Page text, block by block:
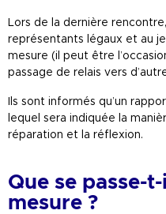
Lors de la dernière
représentants légaux et au
mesure (il peut être
passage de relais vers
Ils sont informés qu’un
lequel sera indiquée la
réparation et la réflexion.
Que se passe-
mesure ?